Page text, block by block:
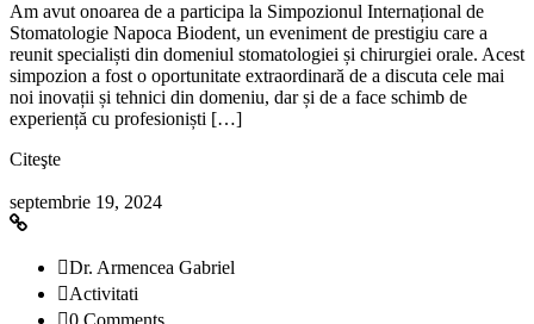
Am avut onoarea de a participa la Simpozionul Internațional de
Stomatologie Napoca Biodent, un eveniment de prestigiu care a
reunit specialiști din domeniul stomatologiei și chirurgiei orale. Acest
simpozion a fost o oportunitate extraordinară de a discuta cele mai
noi inovații și tehnici din domeniu, dar și de a face schimb de
experiență cu profesioniști […]
Citeşte
septembrie 19, 2024
Dr. Armencea Gabriel
Activitati